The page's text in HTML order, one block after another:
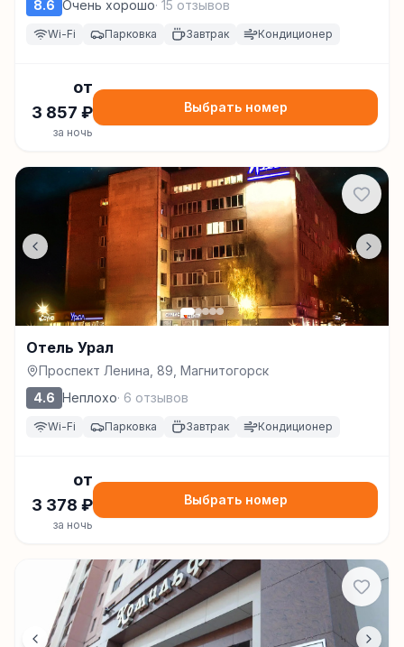
8.6 Очень хорошо· 15 отзывов
Wi-Fi Парковка Завтрак Кондиционер
от
3 857 ₽
за ночь
Выбрать номер
Отель Урал
Проспект Ленина, 89, Магнитогорск
4.6 Неплохо· 6 отзывов
Wi-Fi Парковка Завтрак Кондиционер
от
3 378 ₽
за ночь
Выбрать номер